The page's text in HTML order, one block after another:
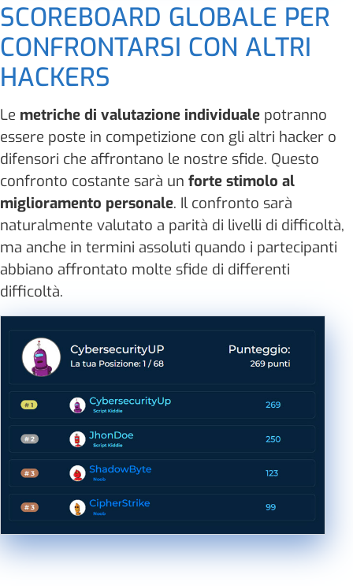
SCOREBOARD GLOBALE PER
CONFRONTARSI CON ALTRI
HACKERS
Le metriche di valutazione individuale potranno
essere poste in competizione con gli altri hacker o
difensori che affrontano le nostre sfide. Questo
confronto costante sarà un forte stimolo al
miglioramento personale. Il confronto sarà
naturalmente valutato a parità di livelli di difficoltà,
ma anche in termini assoluti quando i partecipanti
abbiano affrontato molte sfide di differenti
difficoltà.